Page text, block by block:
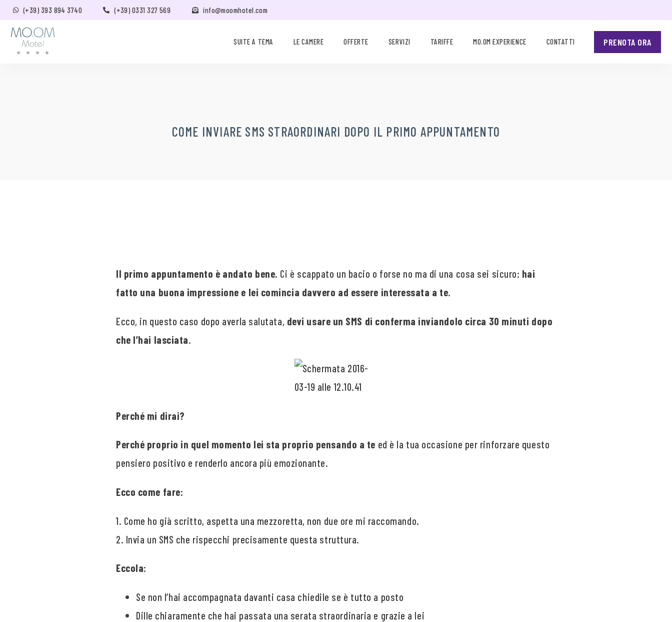
(+39) 393 894 3740 (+39) 0331 327 569 info@moomhotel.com
SUITE A TEMA LE CAMERE OFFERTE SERVIZI TARIFFE MO.OM EXPERIENCE CONTATTI PRENOTA ORA
COME INVIARE SMS STRAORDINARI DOPO IL PRIMO APPUNTAMENTO
Il primo appuntamento è andato bene. Ci è scappato un bacio o forse no ma di una cosa sei sicuro: hai
fatto una buona impressione e lei comincia davvero ad essere interessata a te.
Ecco, in questo caso dopo averla salutata, devi usare un SMS di conferma inviandolo circa 30 minuti dopo
che l’hai lasciata.
Perché mi dirai?
Perché proprio in quel momento lei sta proprio pensando a te ed è la tua occasione per rinforzare questo
pensiero positivo e renderlo ancora più emozionante.
Ecco come fare:
1. Come ho già scritto, aspetta una mezzoretta, non due ore mi raccomando.
2. Invia un SMS che rispecchi precisamente questa struttura.
Eccola:
Se non l’hai accompagnata davanti casa chiedile se è tutto a posto
Dille chiaramente che hai passata una serata straordinaria e grazie a lei